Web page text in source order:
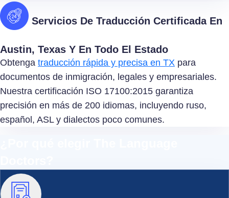
Servicios De Traducción Certificada En
Austin, Texas Y En Todo El Estado
Obtenga traducción rápida y precisa en TX para
documentos de inmigración, legales y empresariales.
Nuestra certificación ISO 17100:2015 garantiza
precisión en más de 200 idiomas, incluyendo ruso,
español, ASL y dialectos poco comunes.